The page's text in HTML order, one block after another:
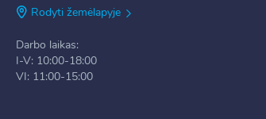
Rodyti žemėlapyje
Darbo laikas:
I-V: 10:00-18:00
VI: 11:00-15:00